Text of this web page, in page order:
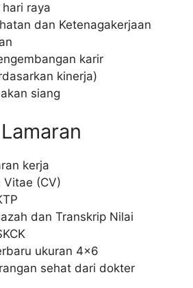
raya
dan Ketenagakerjaan
karir
kinerja)
siang
kerja
Vitae (CV)
dan Transkrip Nilai
ukuran 4×6
sehat dari dokter